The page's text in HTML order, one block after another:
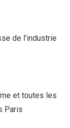
de l’industrie
et toutes les
Paris